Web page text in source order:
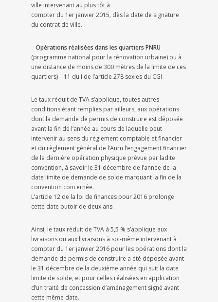
ville intervenant au plus tôt à
compter du 1er janvier 2015, dès la date de signature
du contrat de ville.
Opérations réalisées dans les quartiers PNRU
(programme national pour la rénovation urbaine) ou à
une distance de moins de 300 mètres de la limite de ces
quartiers) – 11 du I de l’article 278 sexies du CGI
Le taux réduit de TVA s’applique, toutes autres
conditions étant remplies par ailleurs, aux opérations
dont la demande de permis de construire est déposée
avant la fin de l’année au cours de laquelle peut
intervenir au sens du règlement comptable et financier
et du règlement général de l’Anru l’engagement financier
de la dernière opération physique prévue par ladite
convention, à savoir le 31 décembre de l’année de la
date limite de demande de solde marquant la fin de la
convention concernée.
L’article 12 de la loi de finances pour 2016 prolonge
cette date butoir de deux ans.
Ainsi, le taux réduit de TVA à 5,5 % s’applique aux
livraisons ou aux livraisons à soi-même intervenant à
compter du 1er janvier 2016 pour les opérations dont la
demande de permis de construire a été déposée avant
le 31 décembre de la deuxième année qui suit la date
limite de solde, et pour celles réalisées en application
d’un traité de concession d’aménagement signé avant
cette même date.